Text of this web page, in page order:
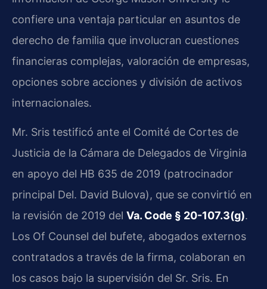
confiere una ventaja particular en asuntos de
derecho de familia que involucran cuestiones
financieras complejas, valoración de empresas,
opciones sobre acciones y división de activos
internacionales.
Mr. Sris testificó ante el Comité de Cortes de
Justicia de la Cámara de Delegados de Virginia
en apoyo del HB 635 de 2019 (patrocinador
principal Del. David Bulova), que se convirtió en
la revisión de 2019 del Va. Code § 20-107.3(g).
Los Of Counsel del bufete, abogados externos
contratados a través de la firma, colaboran en
los casos bajo la supervisión del Sr. Sris. En